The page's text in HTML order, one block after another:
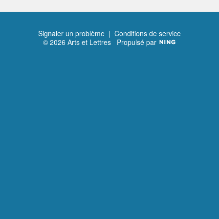
Signaler un problème | Conditions de service
© 2026 Arts et Lettres Propulsé par